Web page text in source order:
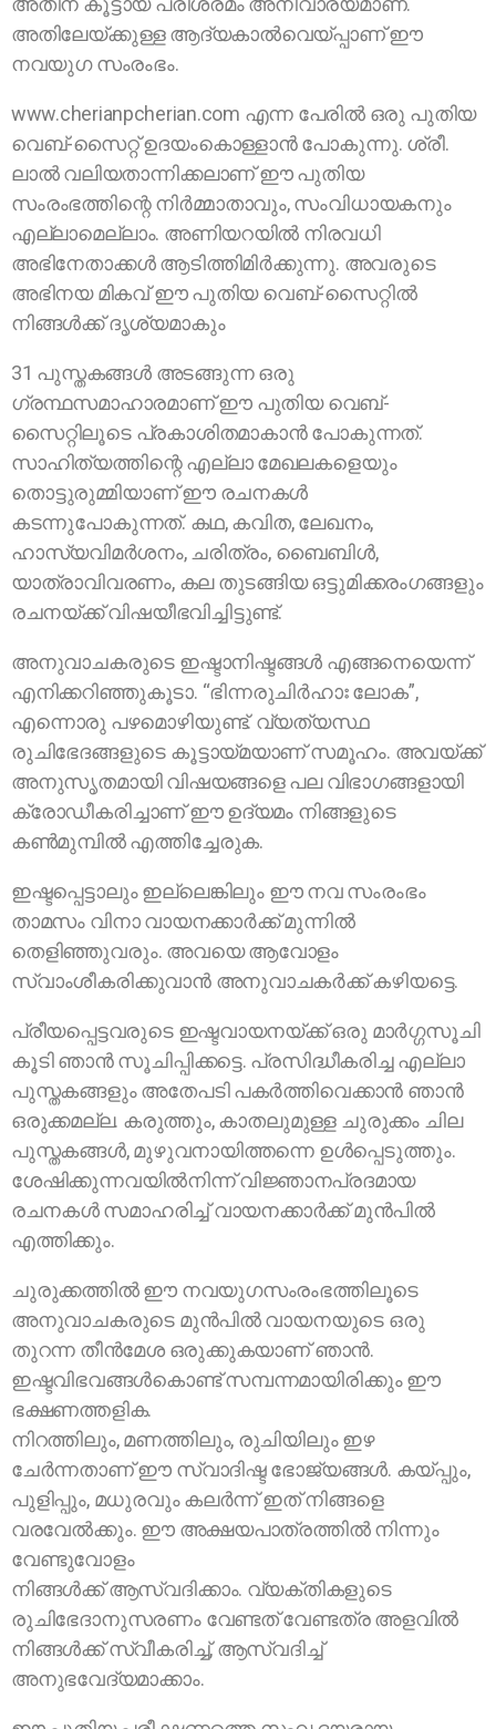
അതിലേയ്ക്കുള്ള ആദ്യകാല്‍വെയ്പ്പാണ് ഈ
നവയുഗ സംരംഭം.
www.cherianpcherian.com എന്ന പേരില്‍ ഒരു പുതിയ
വെബ്-സൈറ്റ് ഉദയംകൊള്ളാന്‍ പോകുന്നു. ശ്രീ.
ലാല്‍ വലിയതാന്നിക്കലാണ് ഈ പുതിയ
സംരംഭത്തിന്റെ നിര്‍മ്മാതാവും, സംവിധായകനും
എല്ലാമെല്ലാം. അണിയറയില്‍ നിരവധി
അഭിനേതാക്കള്‍ ആടിത്തിമിര്‍ക്കുന്നു. അവരുടെ
അഭിനയ മികവ് ഈ പുതിയ വെബ്-സൈറ്റില്‍
നിങ്ങള്‍ക്ക് ദൃശ്യമാകും
31 പുസ്തകങ്ങള്‍ അടങ്ങുന്ന ഒരു
ഗ്രന്ഥസമാഹാരമാണ് ഈ പുതിയ വെബ്-
സൈറ്റിലൂടെ പ്രകാശിതമാകാന്‍ പോകുന്നത്.
സാഹിത്യത്തിന്റെ എല്ലാ മേഖലകളെയും
തൊട്ടുരുമ്മിയാണ് ഈ രചനകള്‍
കടന്നുപോകുന്നത്. കഥ, കവിത, ലേഖനം,
ഹാസ്യവിമര്‍ശനം, ചരിത്രം, ബൈബിള്‍,
യാത്രാവിവരണം, കല തുടങ്ങിയ ഒട്ടുമിക്കരംഗങ്ങളും
രചനയ്ക്ക് വിഷയീഭവിച്ചിട്ടുണ്ട്.
അനുവാചകരുടെ ഇഷ്ടാനിഷ്ടങ്ങള്‍ എങ്ങനെയെന്ന്
എനിക്കറിഞ്ഞുകൂടാ. “ഭിന്നരുചിര്‍ഹാഃ ലോക”,
എന്നൊരു പഴമൊഴിയുണ്ട്. വ്യത്യസ്ഥ
രുചിഭേദങ്ങളുടെ കൂട്ടായ്മയാണ് സമൂഹം. അവയ്ക്ക്
അനുസൃതമായി വിഷയങ്ങളെ പല വിഭാഗങ്ങളായി
ക്രോഡീകരിച്ചാണ് ഈ ഉദ്യമം നിങ്ങളുടെ
കൺമുമ്പിൽ എത്തിച്ചേരുക.
ഇഷ്ടപ്പെട്ടാലും ഇല്ലെങ്കിലും ഈ നവ സംരംഭം
താമസം വിനാ വായനക്കാര്‍ക്ക് മുന്നില്‍
തെളിഞ്ഞുവരും. അവയെ ആവോളം
സ്വാംശീകരിക്കുവാന്‍ അനുവാചകര്‍ക്ക് കഴിയട്ടെ.
പ്രീയപ്പെട്ടവരുടെ ഇഷ്ടവായനയ്ക്ക് ഒരു മാര്‍ഗ്ഗസൂചി
കൂടി ഞാന്‍ സൂചിപ്പിക്കട്ടെ. പ്രസിദ്ധീകരിച്ച എല്ലാ
പുസ്തകങ്ങളും അതേപടി പകര്‍ത്തിവെക്കാന്‍ ഞാന്‍
ഒരുക്കമല്ല. കരുത്തും, കാതലുമുള്ള ചുരുക്കം ചില
പുസ്തകങ്ങള്‍, മുഴുവനായിത്തന്നെ ഉൾപ്പെടുത്തും.
ശേഷിക്കുന്നവയില്‍നിന്ന് വിജ്ഞാനപ്രദമായ
രചനകള്‍ സമാഹരിച്ച് വായനക്കാര്‍ക്ക് മുന്‍പില്‍
എത്തിക്കും.
ചുരുക്കത്തില്‍ ഈ നവയുഗസംരംഭത്തിലൂടെ
അനുവാചകരുടെ മുന്‍പില്‍ വായനയുടെ ഒരു
തുറന്ന തീന്‍മേശ ഒരുക്കുകയാണ് ഞാൻ.
ഇഷ്ടവിഭവങ്ങള്‍കൊണ്ട് സമ്പന്നമായിരിക്കും ഈ
ഭക്ഷണത്തളിക.
നിറത്തിലും, മണത്തിലും, രുചിയിലും ഇഴ
ചേര്‍ന്നതാണ് ഈ സ്വാദിഷ്ട ഭോജ്യങ്ങള്‍. കയ്പ്പും,
പുളിപ്പും, മധുരവും കലര്‍ന്ന് ഇത് നിങ്ങളെ
വരവേല്‍ക്കും. ഈ അക്ഷയപാത്രത്തില്‍ നിന്നും
വേണ്ടുവോളം
നിങ്ങൾക്ക് ആസ്വദിക്കാം. വ്യക്തികളുടെ
രുചിഭേദാനുസരണം വേണ്ടത് വേണ്ടത്ര അളവില്‍
നിങ്ങള്‍ക്ക് സ്വീകരിച്ച്, ആസ്വദിച്ച്
അനുഭവേദ്യമാക്കാം.